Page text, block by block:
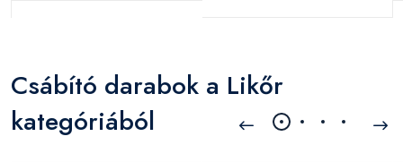
Csábító darabok a Likőr
kategóriából